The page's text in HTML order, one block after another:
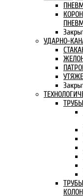
УДАРНО-